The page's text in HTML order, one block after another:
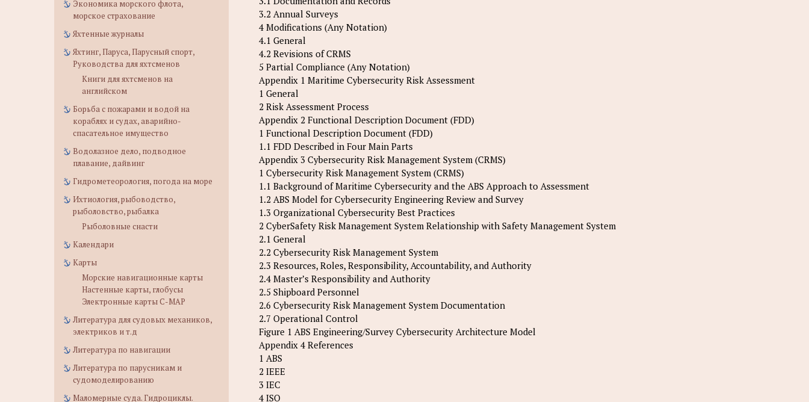
Экономика морского флота,
морское страхование
Яхтенные журналы
Яхтинг, Паруса, Парусный спорт,
Руководства для яхтсменов
Книги для яхтсменов на
английском
Борьба с пожарами и водой на
кораблях и судах, аварийно-
спасательное имущество
Водолазное дело, подводное
плавание, дайвинг
Гидрометеорология, погода на море
Ихтиология, рыбоводство,
рыболовство, рыбалка
Рыболовные снасти
Календари
Карты
Морские навигационные карты
Настенные карты, глобусы
Электронные карты C-MAP
Литература для судовых механиков,
электриков и т.д
Литература по навигации
Литература по парусникам и
судомоделированию
Маломерные суда. Гидроциклы.
3.2 Annual Surveys
4 Modifications (Any Notation)
4.1 General
4.2 Revisions of CRMS
5 Partial Compliance (Any Notation)
Appendix 1 Maritime Cybersecurity Risk Assessment
1 General
2 Risk Assessment Process
Appendix 2 Functional Description Document (FDD)
1 Functional Description Document (FDD)
1.1 FDD Described in Four Main Parts
Appendix 3 Cybersecurity Risk Management System (CRMS)
1 Cybersecurity Risk Management System (CRMS)
1.1 Background of Maritime Cybersecurity and the ABS Approach to Assessment
1.2 ABS Model for Cybersecurity Engineering Review and Survey
1.3 Organizational Cybersecurity Best Practices
2 CyberSafety Risk Management System Relationship with Safety Management System
2.1 General
2.2 Cybersecurity Risk Management System
2.3 Resources, Roles, Responsibility, Accountability, and Authority
2.4 Master’s Responsibility and Authority
2.5 Shipboard Personnel
2.6 Cybersecurity Risk Management System Documentation
2.7 Operational Control
Figure 1 ABS Engineering/Survey Cybersecurity Architecture Model
Appendix 4 References
1 ABS
2 IEEE
3 IEC
4 ISO